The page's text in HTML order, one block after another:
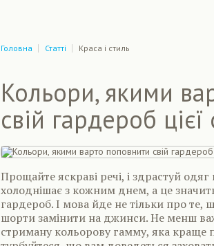
Головна Статті Краса і стиль
Кольори, якими
свій гардероб цієї
Прощайте яскраві речі, і здрастуй
холоднішає з кожним днем, а це
гардероб. І мова йде не тільки про те,
шорти замінити на джинси. Не менш
стриману кольорову гамму, яка краще